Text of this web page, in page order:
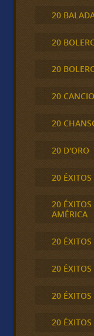
20
20
20
20
20
20 D'ORO
20 ÉXITOS
20 ÉXITOS
AMÉRICA
20
20
20
20 ÉXITOS